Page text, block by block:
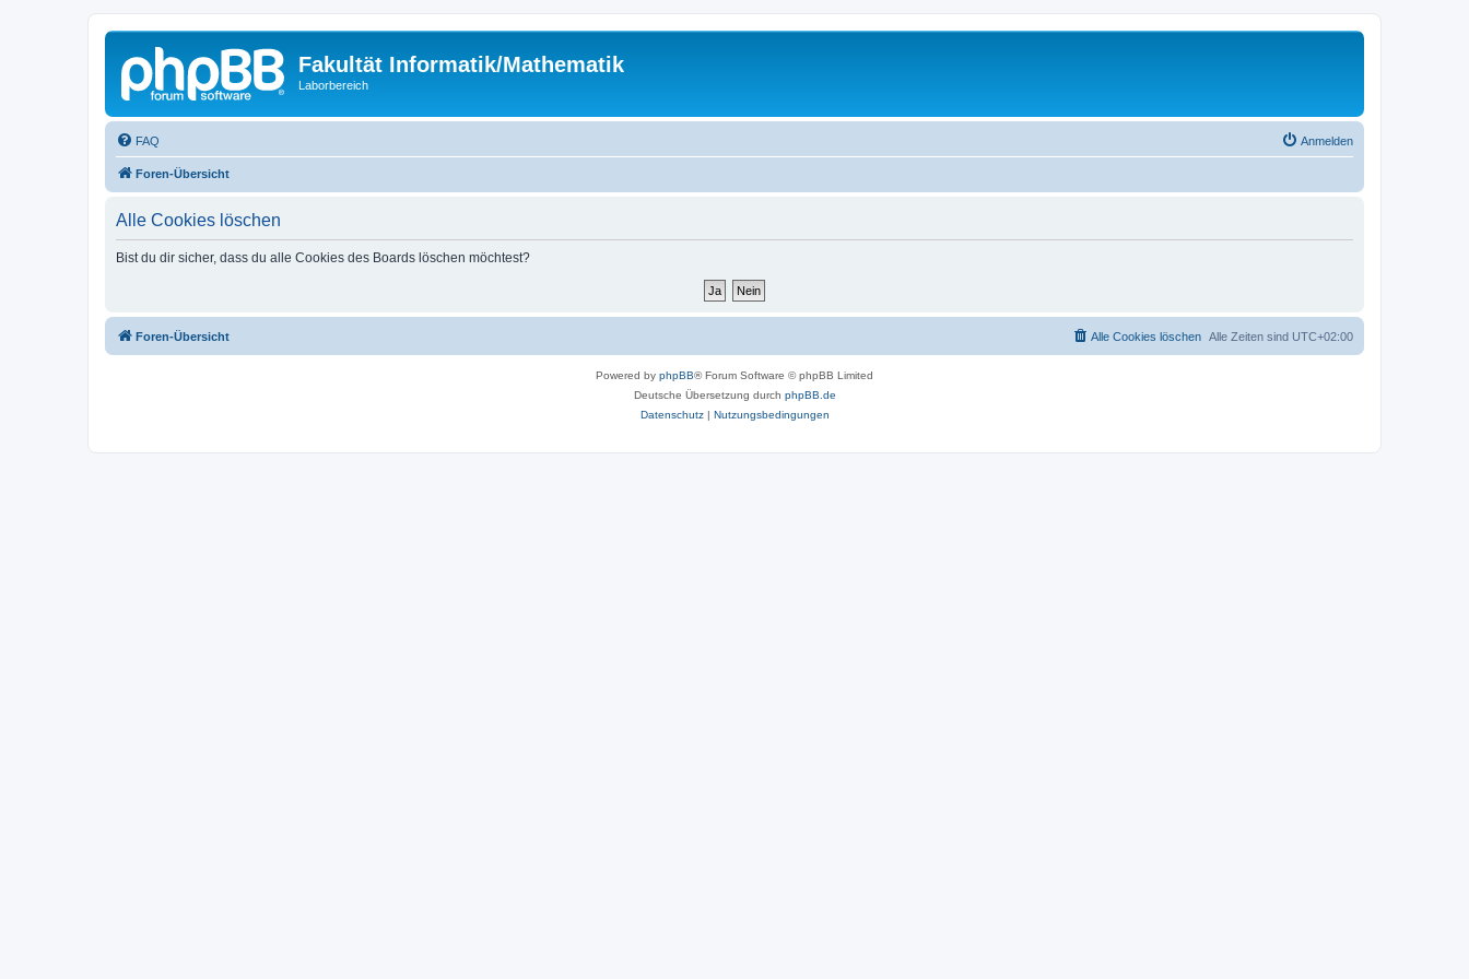
Fakultät Informatik/Mathematik
Laborbereich
FAQ Anmelden
Foren-Übersicht
Alle Cookies löschen
Bist du dir sicher, dass du alle Cookies des Boards löschen möchtest?
Foren-Übersicht Alle Zeiten sind UTC+02:00
Alle Cookies löschen
Powered by phpBB® Forum Software © phpBB Limited
Deutsche Übersetzung durch phpBB.de
Datenschutz| Nutzungsbedingungen